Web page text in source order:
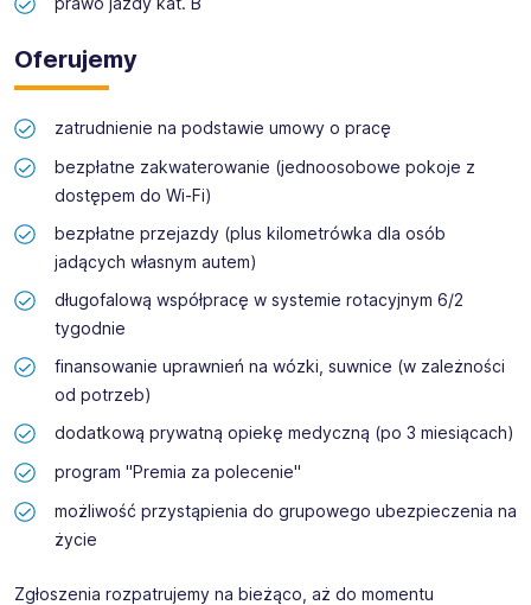
Oferujemy
zatrudnienie na podstawie umowy o pracę
bezpłatne zakwaterowanie (jednoosobowe pokoje z
dostępem do Wi-Fi)
bezpłatne przejazdy (plus kilometrówka dla osób
jadących własnym autem)
długofalową współpracę w systemie rotacyjnym 6/2
tygodnie
finansowanie uprawnień na wózki, suwnice (w zależności
od potrzeb)
dodatkową prywatną opiekę medyczną (po 3 miesiącach)
program "Premia za polecenie"
możliwość przystąpienia do grupowego ubezpieczenia na
życie
Zgłoszenia rozpatrujemy na bieżąco, aż do momentu